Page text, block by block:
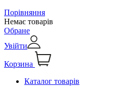
Порівняння
Немає товарів
Обране
Увійти
Корзина
Каталог товарів